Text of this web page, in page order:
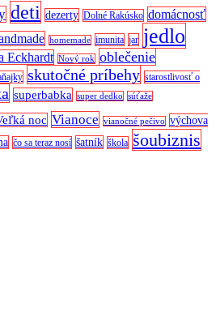
deti dezerty Dolné Rakúsko domácnosť
homemade imunita jar jedlo
Eckhardt Nový rok oblečenie
skutočné príbehy starostlivosť o
superbabka super dedko súťaže
noc Vianoce vianočné pečivo
výchova
čo sa teraz nosí šatník škola šoubiznis